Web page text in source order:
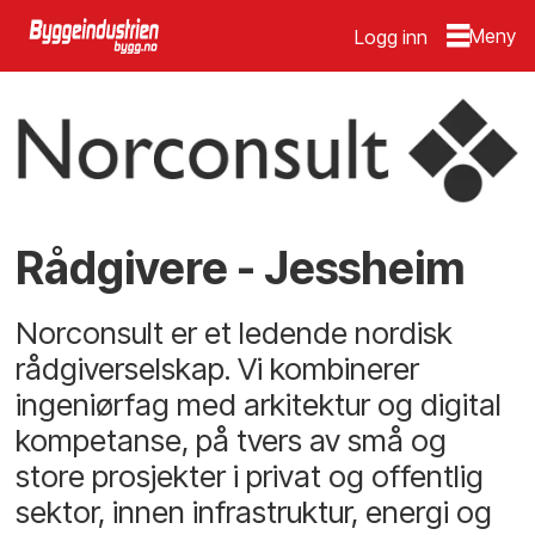
Logg inn
Rådgivere - Jessheim
Norconsult er et ledende nordisk
rådgiverselskap. Vi kombinerer
ingeniørfag med arkitektur og digital
kompetanse, på tvers av små og
store prosjekter i privat og offentlig
sektor, innen infrastruktur, energi og